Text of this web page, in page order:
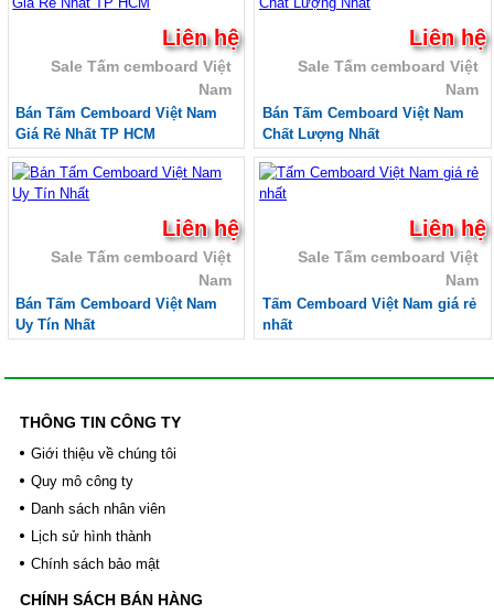
Giá ván phủ phim, giá ván khuôn phủ phim
Ván phủ phim giá rẻ, ván khuôn phủ phim
Bảng giá ván phủ phim
Ván phủ phim Tekcom
Sale Ván phủ phim Tekcom
Ván phủ phim Hòa Phát
Sale Ván ép phủ phim
Sale Ván ép phủ phim giá rẻ
Sale Ván Hòa Phát
Gỗ ghép thanh, Ván gỗ ghép thanh
Gỗ ghép thông giá rẻ, gỗ thông ghép công
nghiệp
Gỗ ghép thanh tràm, Báo giá gỗ ghép tràm
Gỗ ghép cao su, Gỗ ghép phủ keo bóng
Tôn nhựa sáng, Tôn nhựa lấy sáng Composite
Tôn nhựa sáng sóng Seamlock Seam-lock
Seam lock
sóng 3 sóng 4 sóng Sx theo yêu cầu
Tôn nhựa sáng clip lock HD 945 mm
Tôn nhựa sáng 11 sóng tròn
Tôn nhựa sáng 9 sóng vuông
Tôn nhựa sáng 5 sóng công nghiệp
Tôn nhựa sáng phẳng
Tôn nhựa sáng sợi thủy tinh
Tôn nhựa sáng composite
Sale Tôn nhựa sáng composite
Liên hệ
Sale Tấm cemboard Việt
Nam
Bán Tấm Cemboard Việt Nam
Giá Rẻ Nhất TP HCM
Liên hệ
Sale Tấm cemboard Việt
Nam
Bán Tấm Cemboard Việt Nam
Chất Lượng Nhất
Liên hệ
Sale Tấm cemboard Việt
Nam
Bán Tấm Cemboard Việt Nam
Uy Tín Nhất
Liên hệ
Sale Tấm cemboard Việt
Nam
Tấm Cemboard Việt Nam giá rẻ
nhất
THÔNG TIN CÔNG TY
Giới thiệu về chúng tôi
Quy mô công ty
Danh sách nhân viên
Lịch sử hình thành
Chính sách bảo mật
CHÍNH SÁCH BÁN HÀNG